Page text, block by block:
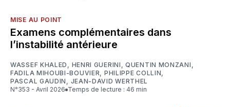
MISE AU POINT
Examens complémentaires dans
l’instabilité antérieure
WASSEF KHALED , HENRI GUERINI ,QUENTIN MONZANI ,
FADILA MIHOUBI-BOUVIER, PHILIPPE COLLIN,
PASCAL GAUDIN , JEAN-DAVID WERTHEL
N°353 - Avril 2026
Temps de lecture : 46 min